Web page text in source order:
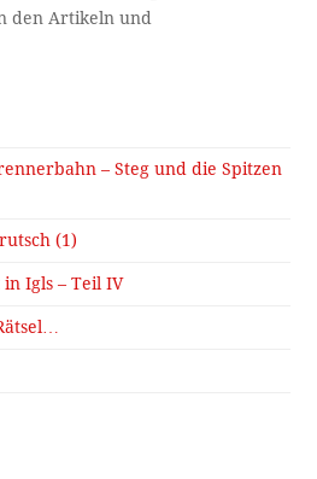
– Steg und die Spitzen
(1)
Igls – Teil IV